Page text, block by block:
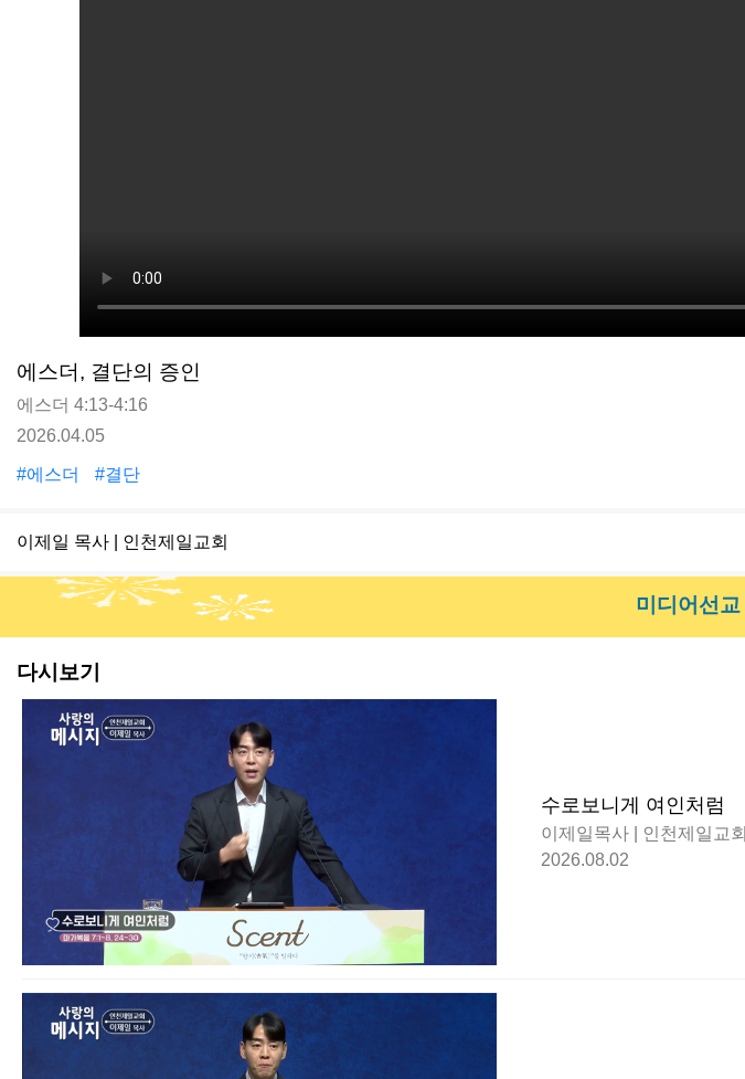
에스더, 결단의 증인
에스더 4:13-4:16
2026.04.05
#에스더 #결단
이제일 목사 | 인천제일교회
미디어선교
다시보기
수로보니게 여인처럼
이제일목사 | 인천제일교회
2026.08.02